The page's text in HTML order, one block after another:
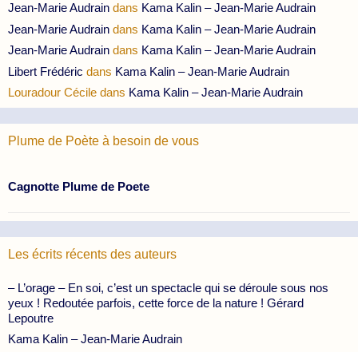
Jean-Marie Audrain dans Kama Kalin – Jean-Marie Audrain
Jean-Marie Audrain dans Kama Kalin – Jean-Marie Audrain
Jean-Marie Audrain dans Kama Kalin – Jean-Marie Audrain
Libert Frédéric dans Kama Kalin – Jean-Marie Audrain
Louradour Cécile dans Kama Kalin – Jean-Marie Audrain
Plume de Poète à besoin de vous
Cagnotte Plume de Poete
Les écrits récents des auteurs
– L’orage – En soi, c’est un spectacle qui se déroule sous nos
yeux ! Redoutée parfois, cette force de la nature ! Gérard
Lepoutre
Kama Kalin – Jean-Marie Audrain